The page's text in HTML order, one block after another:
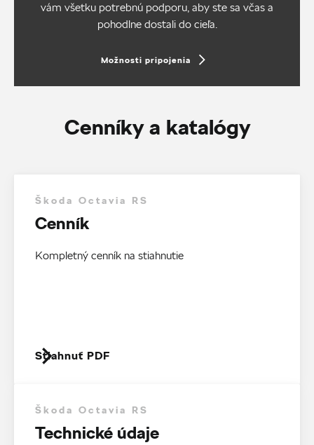
vám všetku potrebnú podporu, aby ste sa včas a
pohodlne dostali do cieľa.
Možnosti pripojenia
Cenníky a katalógy
Škoda Octavia RS
Cenník
Kompletný cenník na stiahnutie
Stiahnuť PDF
Škoda Octavia RS
Technické údaje